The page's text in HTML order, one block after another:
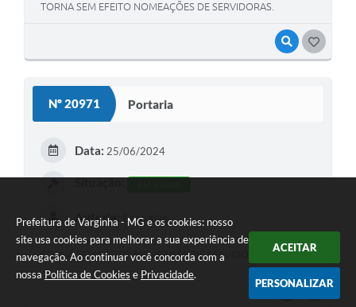
Prefeitura de Varginha - MG e os cookies: nosso
site usa cookies para melhorar a sua experiência de
navegação. Ao continuar você concorda com a
nossa Política de Cookies e Privacidade.
ACEITAR
PERSONALIZAR
VISUALIZAR
TORNA SEM EFEITO NOMEAÇÕES DE SERVIDORAS.
Nº 20971 Portaria
VISUALIZAR
GOSTEI
Data: 25/06/2024
Situação:
Autoria: Executivo
TORNA SEM EFEITO NOMEAÇÃO DE SERVIDORA.